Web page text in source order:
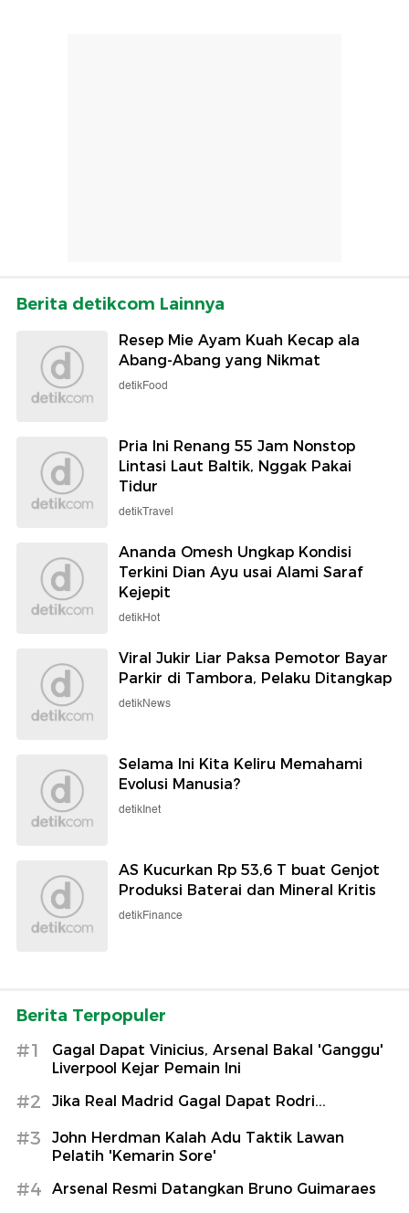
Berita detikcom Lainnya
Resep Mie Ayam Kuah Kecap ala
Abang-Abang yang Nikmat
detikFood
Pria Ini Renang 55 Jam Nonstop
Lintasi Laut Baltik, Nggak Pakai
Tidur
detikTravel
Ananda Omesh Ungkap Kondisi
Terkini Dian Ayu usai Alami Saraf
Kejepit
detikHot
Viral Jukir Liar Paksa Pemotor Bayar
Parkir di Tambora, Pelaku Ditangkap
detikNews
Selama Ini Kita Keliru Memahami
Evolusi Manusia?
detikInet
AS Kucurkan Rp 53,6 T buat Genjot
Produksi Baterai dan Mineral Kritis
detikFinance
Berita Terpopuler
#1
Gagal Dapat Vinicius, Arsenal Bakal 'Ganggu'
Liverpool Kejar Pemain Ini
#2 Jika Real Madrid Gagal Dapat Rodri...
#3
John Herdman Kalah Adu Taktik Lawan
Pelatih 'Kemarin Sore'
#4 Arsenal Resmi Datangkan Bruno Guimaraes